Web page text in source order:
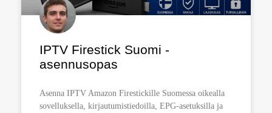
IPTV Firestick Suomi -
asennusopas
Asenna IPTV Amazon Firestickille Suomessa oikealla
sovelluksella, kirjautumistiedoilla, EPG-asetuksilla ja